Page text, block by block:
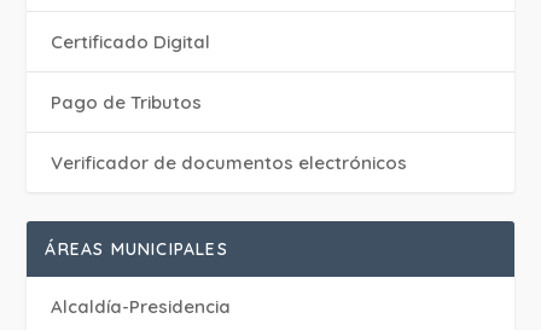
Certificado Digital
Pago de Tributos
Verificador de documentos electrónicos
ÁREAS MUNICIPALES
Alcaldía-Presidencia